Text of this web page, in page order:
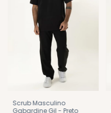
Scrub Masculino
Gabardine Gil - Preto